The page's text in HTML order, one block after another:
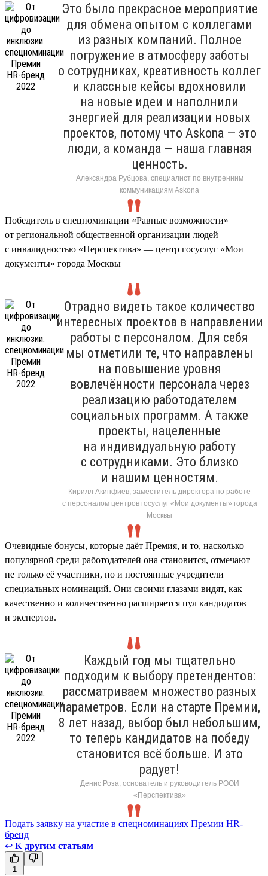
Это было прекрасное мероприятие
для обмена опытом с коллегами
из разных компаний. Полное
погружение в атмосферу заботы
о сотрудниках, креативность коллег
и классные кейсы вдохновили
на новые идеи и наполнили
энергией для реализации новых
проектов, потому что Askona — это
люди, а команда — наша главная
ценность.
Александра Рубцова, специалист по внутренним
коммуникациям Askona
Победитель в спецноминации «Равные возможности»
от региональной общественной организации людей
с инвалидностью «Перспектива» — центр госуслуг «Мои
документы» города Москвы
Отрадно видеть такое количество
интересных проектов в направлении
работы с персоналом. Для себя
мы отметили те, что направлены
на повышение уровня
вовлечённости персонала через
реализацию работодателем
социальных программ. А также
проекты, нацеленные
на индивидуальную работу
с сотрудниками. Это близко
и нашим ценностям.
Кирилл Акинфиев, заместитель директора по работе
с персоналом центров госуслуг «Мои документы» города
Москвы
Очевидные бонусы, которые даёт Премия, и то, насколько
популярной среди работодателей она становится, отмечают
не только её участники, но и постоянные учредители
специальных номинаций. Они своими глазами видят, как
качественно и количественно расширяется пул кандидатов
и экспертов.
Каждый год мы тщательно
подходим к выбору претендентов:
рассматриваем множество разных
параметров. Если на старте Премии,
8 лет назад, выбор был небольшим,
то теперь кандидатов на победу
становится всё больше. И это
радует!
Денис Роза, основатель и руководитель РООИ
«Перспектива»
Подать заявку на участие в спецноминациях Премии HR-
бренд
↩ К другим статьям
1